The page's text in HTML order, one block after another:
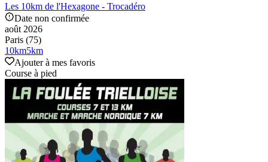
Les 10km de l'Hexagone - Trocadéro
Date non confirmée
août 2026
Paris (75)
10km5km
Ajouter à mes favoris
Course à pied